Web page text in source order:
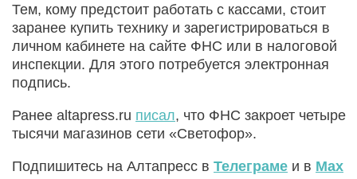
Тем, кому предстоит работать с кассами, стоит
заранее купить технику и зарегистрироваться в
личном кабинете на сайте ФНС или в налоговой
инспекции. Для этого потребуется электронная
подпись.
Ранее altapress.ru писал, что ФНС закроет четыре
тысячи магазинов сети «Светофор».
Подпишитесь на Алтапресс в Телеграме и в Max